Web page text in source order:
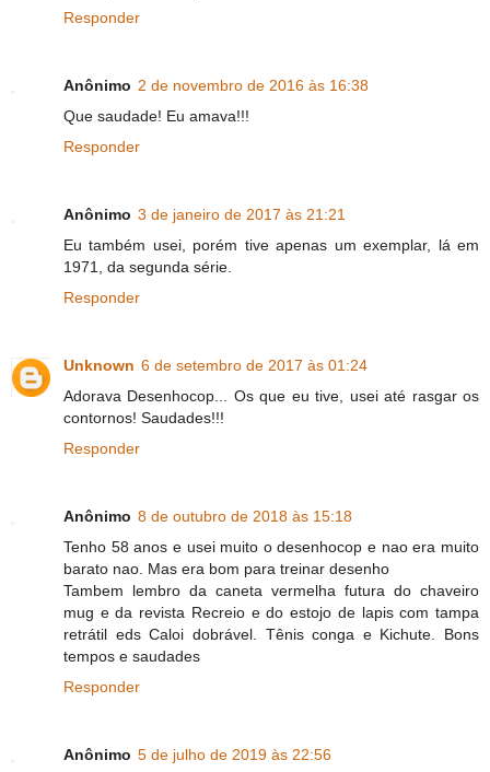
Responder
Anônimo 2 de novembro de 2016 às 16:38
Que saudade! Eu amava!!!
Responder
Anônimo 3 de janeiro de 2017 às 21:21
Eu também usei, porém tive apenas um exemplar, lá em
1971, da segunda série.
Responder
Unknown 6 de setembro de 2017 às 01:24
Adorava Desenhocop... Os que eu tive, usei até rasgar os
contornos! Saudades!!!
Responder
Anônimo 8 de outubro de 2018 às 15:18
Tenho 58 anos e usei muito o desenhocop e nao era muito
barato nao. Mas era bom para treinar desenho
Tambem lembro da caneta vermelha futura do chaveiro
mug e da revista Recreio e do estojo de lapis com tampa
retrátil eds Caloi dobrável. Tênis conga e Kichute. Bons
tempos e saudades
Responder
Anônimo 5 de julho de 2019 às 22:56